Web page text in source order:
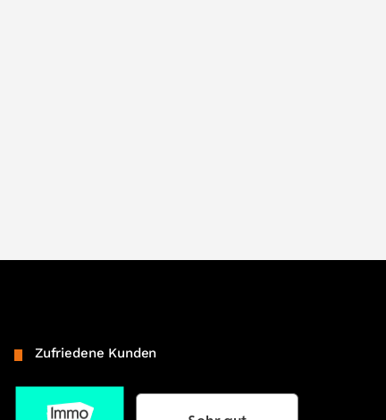
Zufriedene Kunden